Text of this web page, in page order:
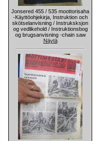
Jonsered 455 / 535 moottorisaha
-Käyttöohjekirja, Instruktion och
skötselanvisning / Instruksksjon
og vedlikehold / Instruktionsbog
og brugsanvisning -chain saw
Näytä